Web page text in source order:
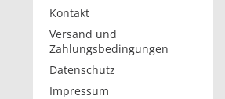
Kontakt
Versand und
Zahlungsbedingungen
Datenschutz
Impressum